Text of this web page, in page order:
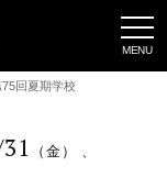
回夏期学校
（金） 、